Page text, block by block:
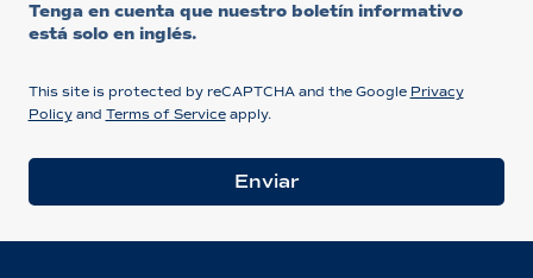
Tenga en cuenta que nuestro boletín informativo
está solo en inglés.
This site is protected by reCAPTCHA and the Google Privacy
Policyand Terms of Serviceapply.
Enviar